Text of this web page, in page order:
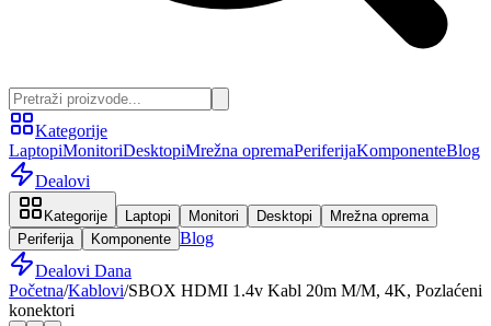
Kategorije
LaptopiMonitoriDesktopiMrežna opremaPeriferijaKomponenteBlog
Dealovi
Kategorije Laptopi Monitori Desktopi
Mrežna oprema
Periferija
Komponente Blog
Dealovi Dana
Početna/Kablovi/SBOX HDMI 1.4v Kabl 20m M/M, 4K, Pozlaćeni
konektori